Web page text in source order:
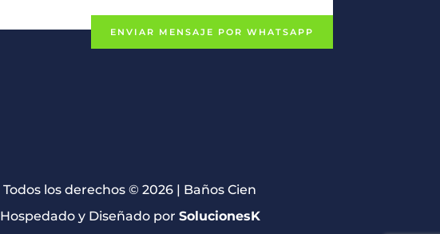
ENVIAR MENSAJE POR WHATSAPP
Todos los derechos © 2026 | Baños Cien
Hospedado y Diseñado por SolucionesK